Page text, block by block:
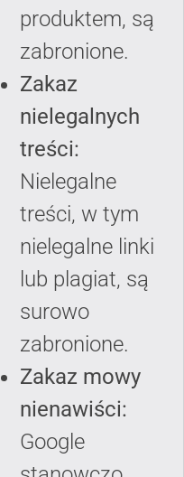
produktem, są
zabronione.
Zakaz
nielegalnych
treści:
Nielegalne
treści, w tym
nielegalne linki
lub plagiat, są
surowo
zabronione.
Zakaz mowy
nienawiści:
Google